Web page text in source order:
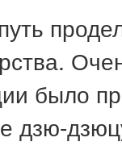
было
дзю-